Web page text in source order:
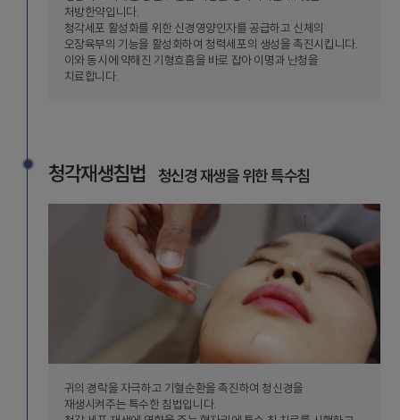
처방한약입니다.
청각세포 활성화를 위한 신경영양인자를 공급하고 신체의
오장육부의 기능을 활성화하여 청력세포의 생성을 촉진시킵니다.
이와 동시에 약해진 기형흐흠을 바로 잡아 이명과 난청을
치료합니다.
청각재생침법 청신경 재생을 위한 특수침
귀의 경락을 자극하고 기혈순환을 촉진하여 청신경을
재생시켜주는 특수한 침법입니다.